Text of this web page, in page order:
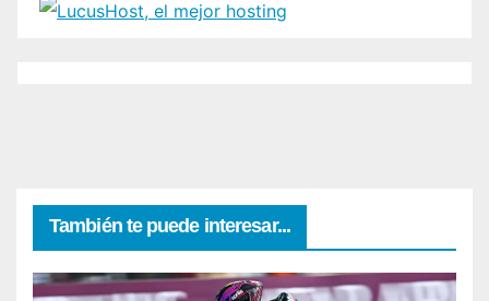
También te puede interesar...